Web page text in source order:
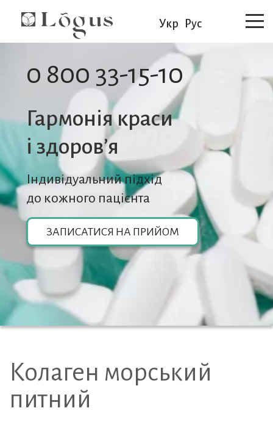
Укр Рус
0 800 33-15-10
Гармонія краси
i здоров’я
Індивідуальний підхід
до кожного пацієнта
ЗАПИСАТИСЯ НА ПРИЙОМ
Колаген морський
питний